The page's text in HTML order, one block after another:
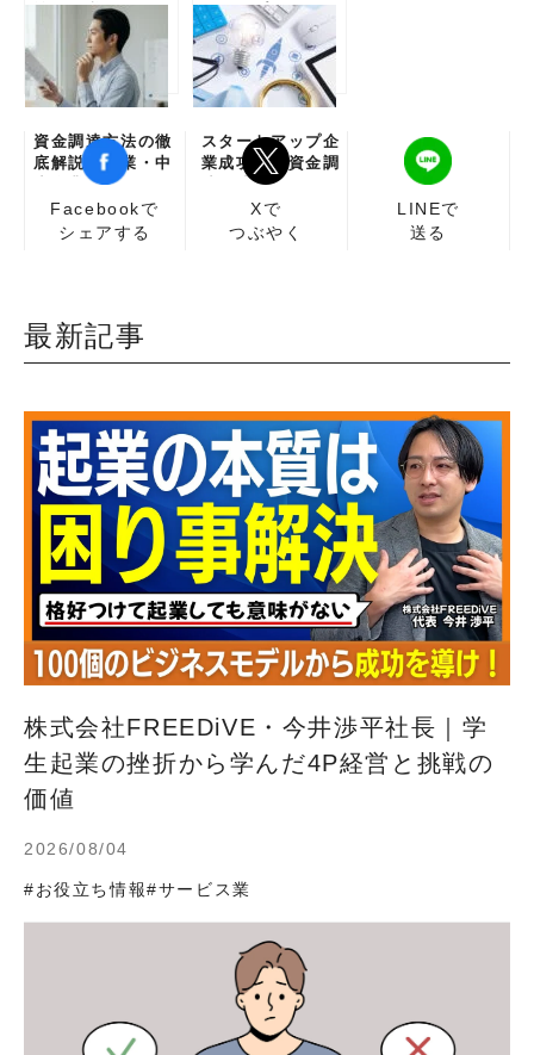
準備と必要な行動
ステップ
資金調達方法の徹
底解説：起業・中
小企業のためのガ
イド
スタートアップ企
業成功法：資金調
達と成長戦略
Facebookで
シェアする
Xで
つぶやく
LINEで
送る
最新記事
株式会社FREEDiVE・今井渉平社長｜学
生起業の挫折から学んだ4P経営と挑戦の
価値
2026/08/04
#お役立ち情報#サービス業